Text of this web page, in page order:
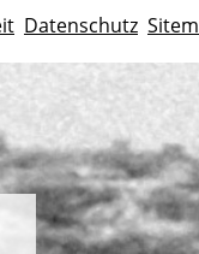
Datenschutz